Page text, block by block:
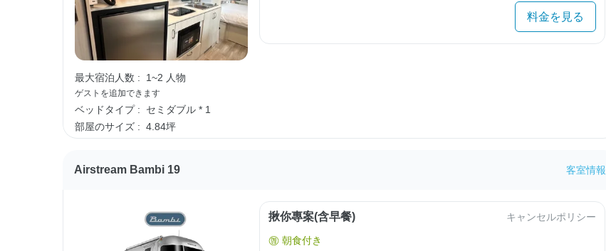
最大宿泊人数 : 1~2 人物
ゲストを追加できます
ベッドタイプ :
セミダブル * 1
部屋のサイズ : 4.84坪
料金を見る
Airstream Bambi 19 客室情報
揪你專案(含早餐) キャンセルポリシー
朝食付き